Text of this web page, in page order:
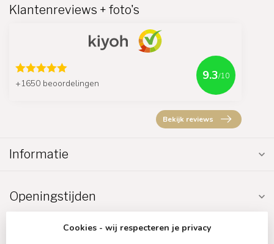
Klantenreviews + foto's
+1650 beoordelingen
9.3/10
Bekijk reviews
Informatie
Openingstijden
Cookies - wij respecteren je privacy